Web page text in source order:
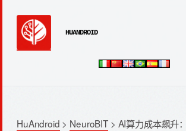
HUANDROID
HuAndroid > NeuroBIT> AI算力成本飙升